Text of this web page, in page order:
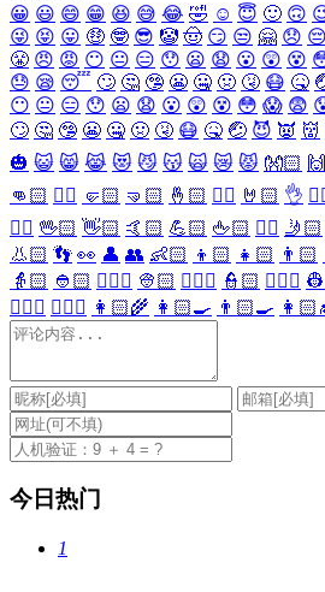
😀 😃 😄 😁 😆 😅 😂 🤣 ☺️ 😇 🙂 🙃
😜 😝 😛 🤑 🤓 😎 🤡 🤠 😏 😒 🤗 😞 😔
😤 😠 😡 😶 😐 😑 😯 😦 😧 😮 😲 😵
😓 😪 😴 🙄 🤔 🤥 😬 🤐 🤢 🤧 😷 🤒
😶 😐 😑 😯 😦 😧 😮 😲 😵 😳 😱 😨
🙄 🤔 🤥 😬 🤐 🤢 🤧 😷 🤒 🤕 😈 👿 👹
🎃 😺 😸 😹 😻 😼 😽 🙀 😿 😾 👐🏻
👊🏻 ✊🏻 🤛🏻 🤜🏻 🤞🏻 ✌🏻 🤘🏻 👌
🖐🏻 🖖🏻 👋🏻 🤙🏻 💪🏻 🖕🏻 ✍🏻 🤳🏻
👃🏻 👣 👀 👤 👥 👶🏻 👦🏻 👧🏻 👨🏻
👵🏻 👲🏻 👳🏻‍♀️ 👳🏻 👮🏻‍♀️ 👮🏻 👷🏻‍♀️
👩🏻‍⚕️ 👨🏻‍⚕️ 👩🏻‍🌾 👩🏻‍🍳 👨🏻‍🍳
今日热门
1